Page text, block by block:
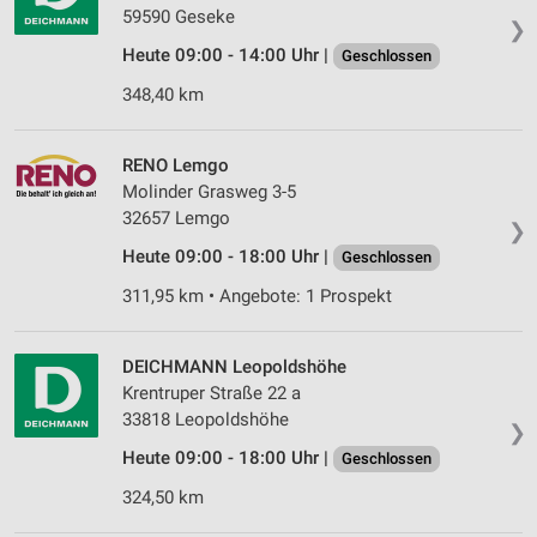
❯
59590 Geseke
Heute 09:00 - 14:00 Uhr |
Geschlossen
348,40 km
❯
RENO Lemgo
Molinder Grasweg 3-5
32657 Lemgo
Heute 09:00 - 18:00 Uhr |
Geschlossen
311,95 km • Angebote: 1 Prospekt
❯
DEICHMANN Leopoldshöhe
Krentruper Straße 22 a
33818 Leopoldshöhe
Heute 09:00 - 18:00 Uhr |
Geschlossen
324,50 km
personalisierter Werbung
Erstellung von Profilen zur Personalisierung
Messung der Werbeleistung
Messung der Performance von Inhalten
Analyse von Zielgruppen durch Statistiken oder
Entwicklung und Verbesserung der Angebote
Verwendung reduzierter Daten zur Auswahl von
IAB-Besonderheiten: